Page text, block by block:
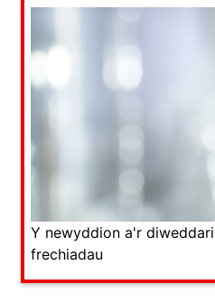
Y newyddion a'r
frechiadau